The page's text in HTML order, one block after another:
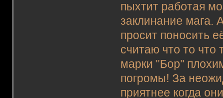
пыхтит работая
заклинание мага.
просит поносить
считаю что то что
марки "Бор"
погромы! За
приятнее когда